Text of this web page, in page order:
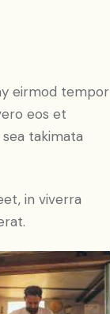
eirmod tempor
eos et
takimata
in viverra